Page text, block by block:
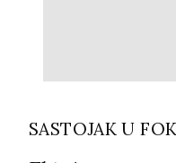
SASTOJAK U